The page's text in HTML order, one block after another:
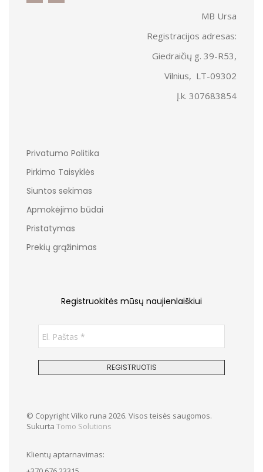
MB Ursa
Registracijos adresas:
Giedraičių g. 39-R53,
Vilnius, LT-09302
Į.k. 307683854
Privatumo Politika
Pirkimo Taisyklės
Siuntos sekimas
Apmokėjimo būdai
Pristatymas
Prekių grąžinimas
Registruokitės mūsų naujienlaiškiui
© Copyright Vilko runa 2026. Visos teisės saugomos.
Sukurta Tomo Solutions
Klientų aptarnavimas: